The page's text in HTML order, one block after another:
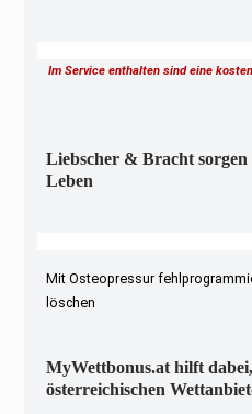
Im Service enthalten sind eine
Liebscher & Bracht sorgen
Leben
Mit Osteopressur
löschen
MyWettbonus.at hilft
österreichischen